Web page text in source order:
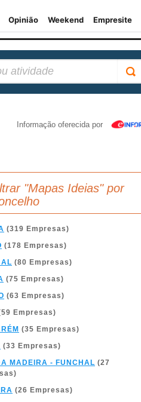
Informação oferecida por
"Mapas Ideias" por
(319 Empresas)
(178 Empresas)
(80 Empresas)
(75 Empresas)
(63 Empresas)
Empresas)
(35 Empresas)
(33 Empresas)
MADEIRA - FUNCHAL (27
(26 Empresas)